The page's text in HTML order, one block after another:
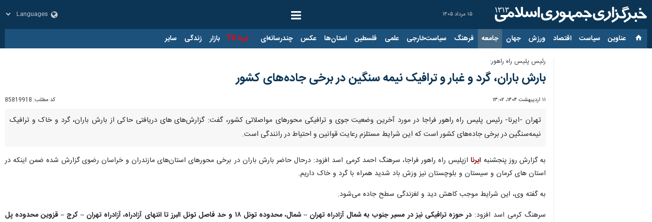
۱۵ مرداد ۱۴۰۵
عناوین‌ سیاست اقتصاد ورزش جهان جامعه فرهنگ سیاست‌خارجی علمی فلسطین استان‌ها عکس چندرسانه‌ای ایرنا TV بازار زندگی سایر
رئیس پلیس راه راهور:
بارش باران، گرد و غبار و ترافیک نیمه سنگین در برخی جاده‌های کشور
۱۱ اردیبهشت ۱۴۰۴، ۱۳:۰۲ کد مطلب: 85819918
تهران -ایرنا- رئیس پلیس راه راهور فراجا در مورد آخرین وضعیت جوی و ترافیکی محورهای مواصلاتی کشور، گفت: گزارش‌های های دریافتی حاکی از بارش باران، گرد و خاک و ترافیک
نیمه‌سنگین در برخی جاده‌های کشور است که این شرایط مستلزم رعایت قوانین و احتیاط در رانندگی است.
به گزارش روز پنجشنبه ایرناازپلیس راه راهور فراجا، سرهنگ احمد کرمی اسد افزود: درحال حاضر بارش باران در برخی محورهای استان‌های مازندران و خراسان رضوی گزارش شده ضمن اینکه در
استان های کرمان و سیستان و بلوچستان نیز وزش باد شدید همراه با گرد و خاک داریم.
به گفته وی، این شرایط موجب کاهش دید و لغزندگی سطح جاده‌ می‌شود.
سرهنگ کرمی اسد افزود:
در حوزه ترافیکی نیز در مسیر جنوب به شمال آزادراه تهران – شمال، محدوده تونل ۱۸ و حد فاصل تونل البرز تا انتهای آزادراه، آزادراه تهران – کرج – قزوین محدوده پل